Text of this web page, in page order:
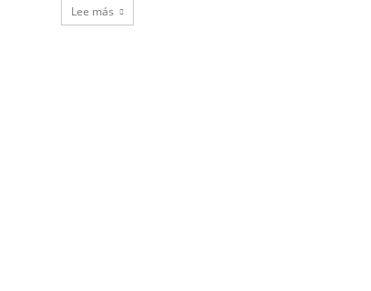
Lee más